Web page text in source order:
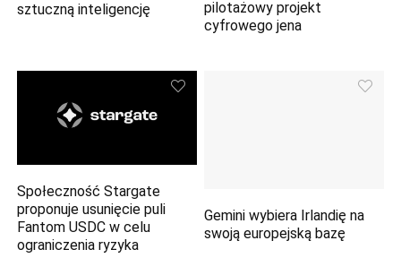
sztuczną inteligencję
pilotażowy projekt
cyfrowego jena
Społeczność Stargate
proponuje usunięcie puli
Fantom USDC w celu
ograniczenia ryzyka
Gemini wybiera Irlandię na
swoją europejską bazę